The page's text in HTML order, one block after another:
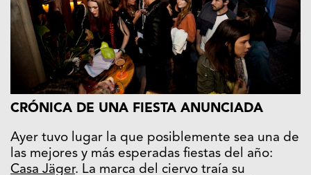
CRÓNICA DE UNA FIESTA ANUNCIADA
Ayer tuvo lugar la que posiblemente sea una de
las mejores y más esperadas fiestas del año:
Casa Jäger. La marca del ciervo traía su